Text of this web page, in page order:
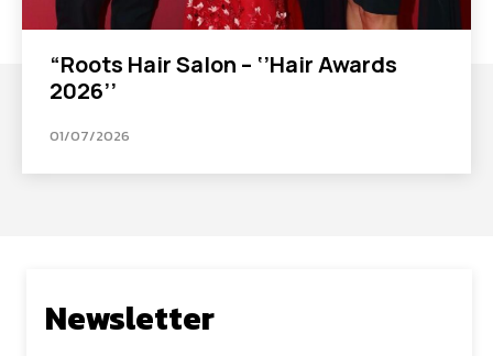
“Roots Hair Salon – ‘’Hair Awards
2026’’
01/07/2026
Newsletter